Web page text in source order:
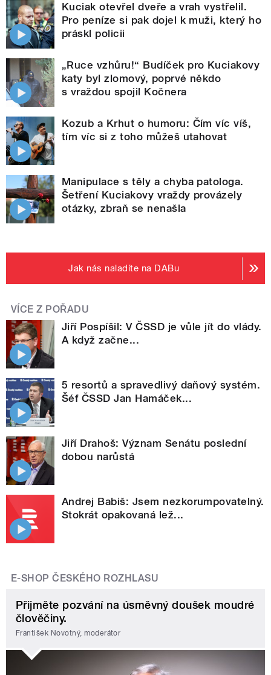
Kuciak otevřel dveře a vrah vystřelil.
Pro peníze si pak dojel k muži, který ho
práskl policii
„Ruce vzhůru!“ Budíček pro Kuciakovy
katy byl zlomový, poprvé někdo
s vraždou spojil Kočnera
Kozub a Krhut o humoru: Čím víc víš,
tím víc si z toho můžeš utahovat
Manipulace s těly a chyba patologa.
Šetření Kuciakovy vraždy provázely
otázky, zbraň se nenašla
Jak nás naladíte na DABu
VÍCE Z POŘADU
Jiří Pospíšil: V ČSSD je vůle jít do vlády.
A když začne...
5 resortů a spravedlivý daňový systém.
Šéf ČSSD Jan Hamáček...
Jiří Drahoš: Význam Senátu poslední
dobou narůstá
Andrej Babiš: Jsem nezkorumpovatelný.
Stokrát opakovaná lež...
E-SHOP ČESKÉHO ROZHLASU
Přijměte pozvání na úsměvný doušek moudré
člověčiny.
František Novotný, moderátor